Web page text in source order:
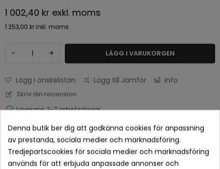
1 002,40 kr exkl. moms
1 253,00 kr inkl. moms
- + LÄGG I VARUKORGEN
Lägg i önskelistan Lägg till Jämför Info
Skriv din recension
Leverans 2-7 arbetsdagar
Denna butik ber dig att godkänna cookies för anpassning
av prestanda, sociala medier och marknadsföring.
Tredjepartscookies för sociala medier och marknadsföring
används för att erbjuda anpassade annonser och